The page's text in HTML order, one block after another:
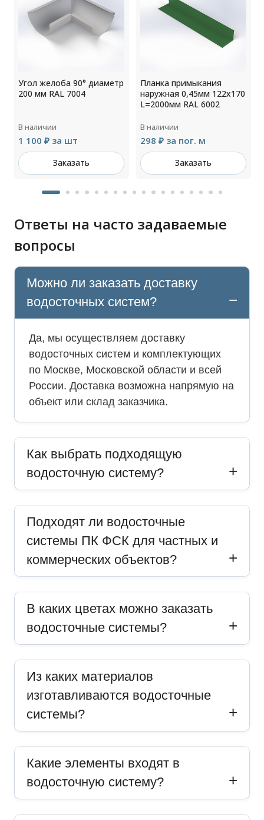
Угол желоба 90° диаметр
200 мм RAL 7004
В наличии
1 100 ₽ за шт
Заказать
Планка примыкания
наружная 0,45мм 122х170
L=2000мм RAL 6002
В наличии
298 ₽ за пог. м
Заказать
Ответы на часто задаваемые
вопросы
Можно ли заказать доставку
водосточных систем?
Да, мы осуществляем доставку
водосточных систем и комплектующих
по Москве, Московской области и всей
России. Доставка возможна напрямую на
объект или склад заказчика.
Как выбрать подходящую
водосточную систему?
Подходят ли водосточные
системы ПК ФСК для частных и
коммерческих объектов?
В каких цветах можно заказать
водосточные системы?
Из каких материалов
изготавливаются водосточные
системы?
Какие элементы входят в
водосточную систему?